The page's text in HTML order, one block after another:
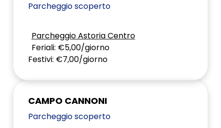
Parcheggio scoperto
Parcheggio Astoria Centro
Feriali: €5,00/giorno
Festivi: €7,00/giorno
CAMPO CANNONI
Parcheggio scoperto